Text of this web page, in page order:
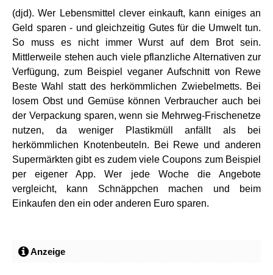
(djd). Wer Lebensmittel clever einkauft, kann einiges an
Geld sparen - und gleichzeitig Gutes für die Umwelt tun.
So muss es nicht immer Wurst auf dem Brot sein.
Mittlerweile stehen auch viele pflanzliche Alternativen zur
Verfügung, zum Beispiel veganer Aufschnitt von Rewe
Beste Wahl statt des herkömmlichen Zwiebelmetts. Bei
losem Obst und Gemüse können Verbraucher auch bei
der Verpackung sparen, wenn sie Mehrweg-Frischenetze
nutzen, da weniger Plastikmüll anfällt als bei
herkömmlichen Knotenbeuteln. Bei Rewe und anderen
Supermärkten gibt es zudem viele Coupons zum Beispiel
per eigener App. Wer jede Woche die Angebote
vergleicht, kann Schnäppchen machen und beim
Einkaufen den ein oder anderen Euro sparen.
Anzeige